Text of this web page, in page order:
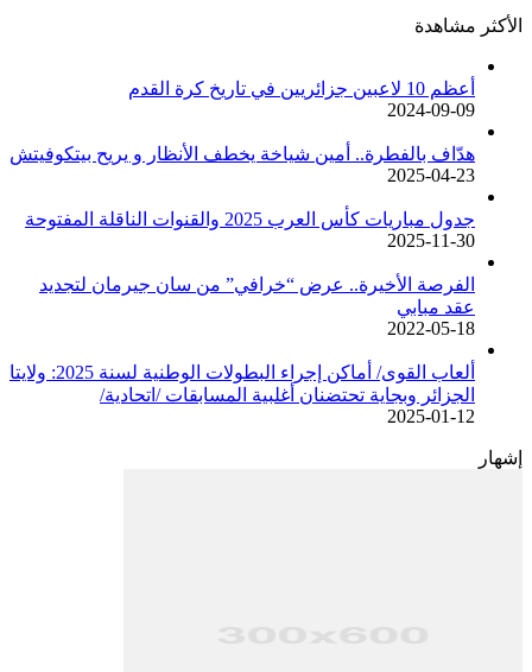
الأكثر مشاهدة
أعظم 10 لاعبين جزائريين في تاريخ كرة القدم
2024-09-09
هدّاف بالفطرة.. أمين شياخة يخطف الأنظار و يريح بيتكوفيتش
2025-04-23
جدول مباريات كأس العرب 2025 والقنوات الناقلة المفتوحة
2025-11-30
الفرصة الأخيرة.. عرض “خرافي” من سان جيرمان لتجديد
عقد مبابي
2022-05-18
ألعاب القوى/ أماكن إجراء البطولات الوطنية لسنة 2025: ولايتا
الجزائر وبجاية تحتضنان أغلبية المسابقات /اتحادية/
2025-01-12
إشهار